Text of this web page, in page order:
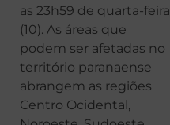
as 23h59 de quarta-feira
(10). As áreas que
podem ser afetadas no
território paranaense
abrangem as regiões
Centro Ocidental,